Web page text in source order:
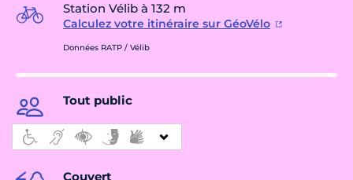
Station Vélib à 132 m
Calculez votre itinéraire sur GéoVélo
Données RATP / Vélib
Tout public
Couvert